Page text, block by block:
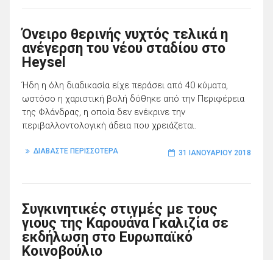
Όνειρο θερινής νυχτός τελικά η
ανέγερση του νέου σταδίου στο
Heysel
Ήδη η όλη διαδικασία είχε περάσει από 40 κύματα,
ωστόσο η χαριστική βολή δόθηκε από την Περιφέρεια
της Φλάνδρας, η οποία δεν ενέκρινε την
περιβαλλοντολογική άδεια που χρειάζεται.
ΔΙΑΒΑΣΤΕ ΠΕΡΙΣΣΟΤΕΡΑ 31 ΙΑΝΟΥΑΡΊΟΥ 2018
Συγκινητικές στιγμές με τους
γιους της Καρουάνα Γκαλιζία σε
εκδήλωση στο Ευρωπαϊκό
Κοινοβούλιο